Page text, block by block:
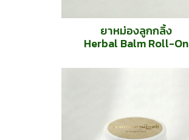
ยาหม่องลูกกลิ้ง
Herbal Balm Roll-On